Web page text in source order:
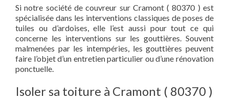
Si notre société de couvreur sur Cramont ( 80370 ) est
spécialisée dans les interventions classiques de poses de
tuiles ou d’ardoises, elle l’est aussi pour tout ce qui
concerne les interventions sur les gouttières. Souvent
malmenées par les intempéries, les gouttières peuvent
faire l’objet d’un entretien particulier ou d’une rénovation
ponctuelle.
Isoler sa toiture à Cramont ( 80370 )